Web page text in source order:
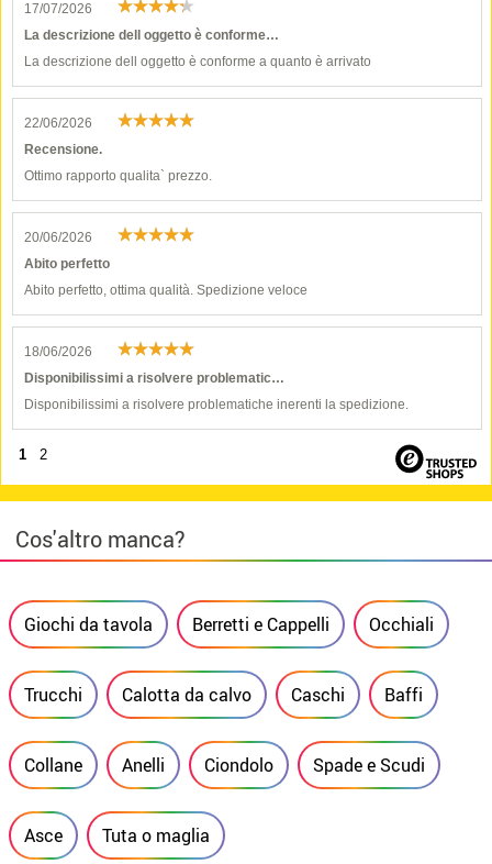
17/07/2026
La descrizione dell oggetto è conforme…
La descrizione dell oggetto è conforme a quanto è arrivato
22/06/2026
Recensione.
Ottimo rapporto qualita` prezzo.
20/06/2026
Abito perfetto
Abito perfetto, ottima qualità. Spedizione veloce
18/06/2026
Disponibilissimi a risolvere problematic…
Disponibilissimi a risolvere problematiche inerenti la spedizione.
1 2
Cos'altro manca?
Giochi da tavola Berretti e Cappelli Occhiali
Trucchi Calotta da calvo Caschi Baffi
Collane Anelli Ciondolo Spade e Scudi
Asce Tuta o maglia